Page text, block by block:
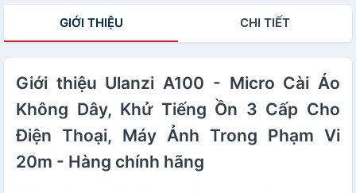
Pin 20 Giờ - Hàng
GIỚI THIỆU CHI TIẾT
Giới thiệu Ulanzi A100 - Micro Cài Áo
Không Dây, Khử Tiếng Ồn 3 Cấp Cho
Điện Thoại, Máy Ảnh Trong Phạm Vi
20m - Hàng chính hãng